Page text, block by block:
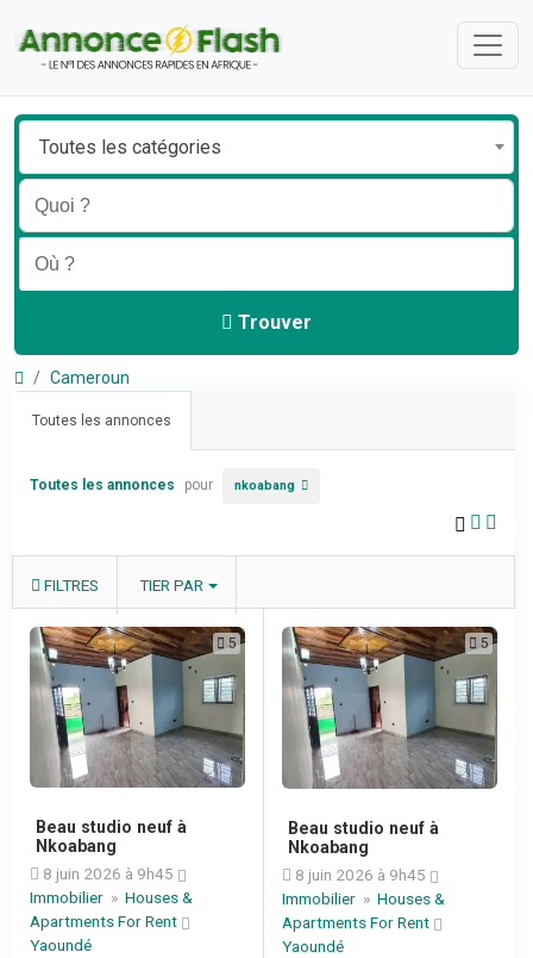
Toutes les catégories
Trouver
Cameroun
Toutes les annonces
Toutes les annonces pour nkoabang
FILTRES TIER PAR
5
Beau studio neuf à
Nkoabang
8 juin 2026 à 9h45
Immobilier » Houses &
Apartments For Rent
Yaoundé
5
Beau studio neuf à
Nkoabang
8 juin 2026 à 9h45
Immobilier » Houses &
Apartments For Rent
Yaoundé